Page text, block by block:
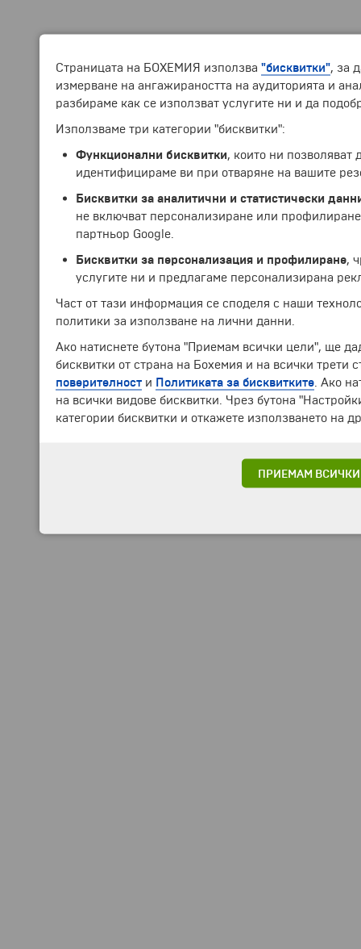
Страницата на БОХЕМИЯ използва "бисквитки", за
измерване на ангажираността на аудиторията и
разбираме как се използват услугите ни и да
Използваме три категории "бисквитки":
Функционални бисквитки, които ни позволяват
идентифицираме ви при отваряне на вашите
Бисквитки за аналитични и статистически
не включват персонализиране или
партньор Google.
Бисквитки за персонализация и профилиране,
услугите ни и предлагаме персонализирана
Част от тази информация се споделя с наши
политики за използване на лични данни.
Ако натиснете бутона "Приемам всички цели", ще
бисквитки от страна на Бохемия и на всички трети
поверителност и Политиката за бисквитките . Ако
на всички видове бисквитки. Чрез бутона
категории бисквитки и откажете използването на
ПРИЕМАМ